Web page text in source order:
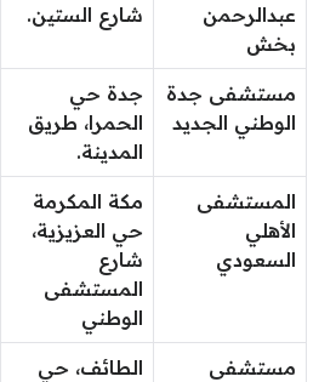
عبدالرحمن
بخش
شارع الستين.
مستشفى جدة
الوطني الجديد
جدة حي
الحمرا، طريق
المدينة.
المستشفى
الأهلي
السعودي
مكة المكرمة
حي العزيزية،
شارع
المستشفى
الوطني
مستشفى
الطائف، حي